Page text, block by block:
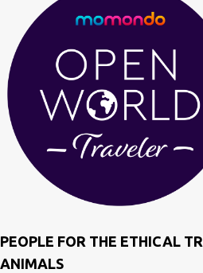
PEOPLE FOR THE ETHICAL
ANIMALS